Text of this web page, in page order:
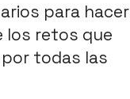
para hacer
los retos que
todas las